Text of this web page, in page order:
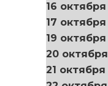
16 октября
17 октября
19 октября
20 октября
21 октября